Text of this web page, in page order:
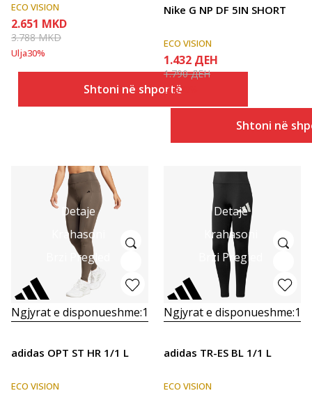
ECO VISION
2.651 MKD
3.788MKD
Ulja30%
Shtoni në shportë
Nike G NP DF 5IN SHORT
ECO VISION
1.432 ДЕН
1.790ДЕН
Ulja20
Shtoni në
Detaje
Krahasoni
Brzi Pregled
Ngjyrat e disponueshme:1
adidas OPT ST HR 1/1 L
ECO VISION
Detaje
Krahasoni
Brzi Pregled
Ngjyrat e disponueshme:1
adidas TR-ES BL 1/1 L
ECO VISION